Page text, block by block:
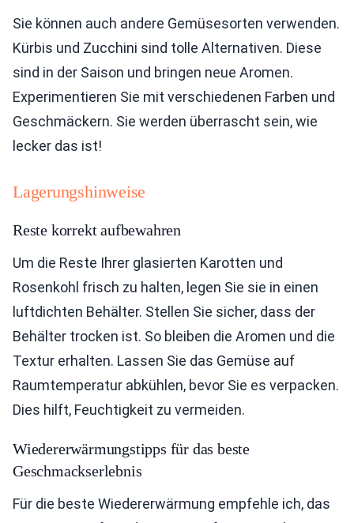
Sie können auch andere Gemüsesorten verwenden.
Kürbis und Zucchini sind tolle Alternativen. Diese
sind in der Saison und bringen neue Aromen.
Experimentieren Sie mit verschiedenen Farben und
Geschmäckern. Sie werden überrascht sein, wie
lecker das ist!
Lagerungshinweise
Reste korrekt aufbewahren
Um die Reste Ihrer glasierten Karotten und
Rosenkohl frisch zu halten, legen Sie sie in einen
luftdichten Behälter. Stellen Sie sicher, dass der
Behälter trocken ist. So bleiben die Aromen und die
Textur erhalten. Lassen Sie das Gemüse auf
Raumtemperatur abkühlen, bevor Sie es verpacken.
Dies hilft, Feuchtigkeit zu vermeiden.
Wiedererwärmungstipps für das beste
Geschmackserlebnis
Für die beste Wiedererwärmung empfehle ich, das